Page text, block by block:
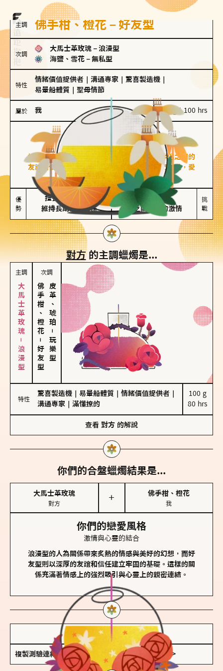
主調 佛手柑、橙花－好友型
次調
大馬士革玫瑰 － 浪漫型
海鹽、雪花 － 無私型
特性
情緒價值提供者 溝通專家 驚喜製造機
易暈船體質
聖母情節
屬於 我 100 g｜100 hrs
好友型
佛手柑、橙花
好友型的人喜歡分享生活中的點滴，重視與伴侶之間的
友誼和信任，穩定感是重要的關鍵詞。對他們來說，愛
情是心靈深處的共鳴和理解。
優
勢
擅長聆聽與溝通
維持長期穩定關係
不喜歡變化
缺乏關係中的激情
挑
戰
對方的主調蠟燭是...
主調
大馬士革玫瑰－浪漫型
次調
佛手柑、橙花
－
好友型
皮革、琥珀
－
玩樂型
特性
驚喜製造機 易暈船體質 情緒價值提供者
溝通專家
滿懂撩的
100 g
80 hrs
查看 對方 的解說
你們的合盤蠟燭結果是...
大馬士革玫瑰
對方
＋
佛手柑、橙花
我
你們的戀愛風格
激情與心靈的結合
浪漫型的人為關係帶來炙熱的情感與美好的幻想，而好
友型則以深厚的友誼和信任建立牢固的基礎。這樣的關
係充滿著情感上的強烈吸引與心靈上的親密連結。
儲存我的結果圖
複製測驗連結 查看香氛類型全解析 >>>